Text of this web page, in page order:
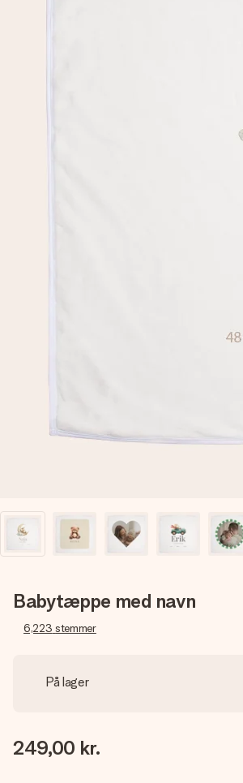
Babytæppe med navn
6,223 stemmer
På lager
249,00 kr.